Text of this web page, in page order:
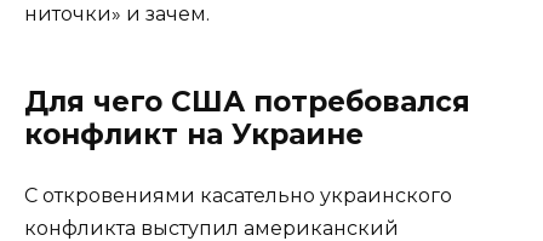
ниточки» и зачем.
Для чего США потребовался
конфликт на Украине
С откровениями касательно украинского
конфликта выступил американский